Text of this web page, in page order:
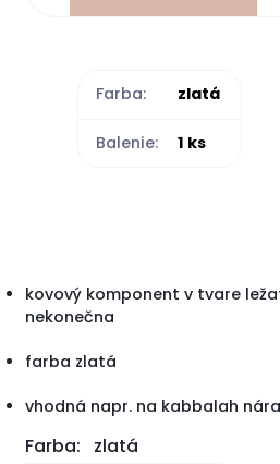
kovový komponent v tvare
nekonečna
farba zlatá
vhodná napr. na kabbalah
Farba: zlatá
Farba: zlatá
Balenie: 1 ks